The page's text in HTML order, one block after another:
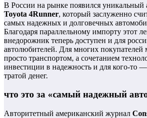
В России на рынке появился
Toyota 4Runner, который заслуженно
самых надежных и долговечных
Благодаря параллельному импорту этот
внедорожник теперь доступен и для
автолюбителей. Для многих покупателей
просто транспортом, а сочетанием
инвестиции в надежность и для кого-то
тратой денег.
что это за «самый надежный
Авторитетный американский журнал